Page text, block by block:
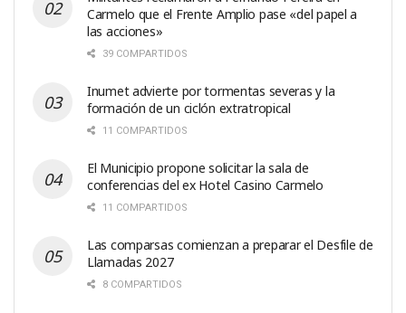
Carmelo que el Frente Amplio pase «del papel a
las acciones»
39 COMPARTIDOS
Inumet advierte por tormentas severas y la
formación de un ciclón extratropical
11 COMPARTIDOS
El Municipio propone solicitar la sala de
conferencias del ex Hotel Casino Carmelo
11 COMPARTIDOS
Las comparsas comienzan a preparar el Desfile de
Llamadas 2027
8 COMPARTIDOS